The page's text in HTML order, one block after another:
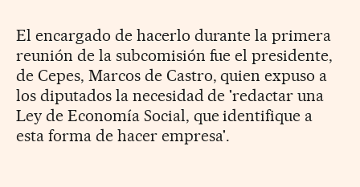
El encargado de hacerlo durante la primera
reunión de la subcomisión fue el presidente,
de Cepes, Marcos de Castro, quien expuso a
los diputados la necesidad de 'redactar una
Ley de Economía Social, que identifique a
esta forma de hacer empresa'.